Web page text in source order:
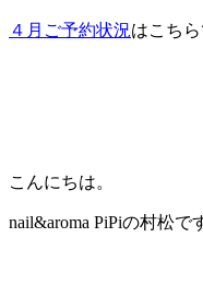
４月ご予約状況はこち
こんにちは。
nail&aroma PiPiの村松で